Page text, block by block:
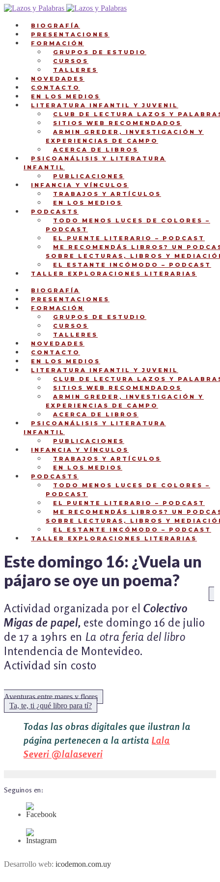
Ir
navegación
Ir
contenidoBIOGRAFÍA
PRESENTACIONES
FORMACIÓN
GRUPOS DE ESTUDIO
CURSOS
TALLERES
NOVEDADES
CONTACTO
EN LOS MEDIOS
LITERATURA INFANTIL Y JUVENIL
CLUB DE LECTURA LAZOS Y
SITIOS WEB RECOMENDADOS
ARMIN GREDER, INVESTIGACIÓN Y
EXPERIENCIAS DE CAMPO
ACERCA DE LIBROS
PSICOANÁLISIS Y LITERATURA
INFANTIL
PUBLICACIONES
INFANCIA Y VÍNCULOS
TRABAJOS Y ARTÍCULOS
EN LOS MEDIOS
PODCASTS
TODO MENOS LUCES DE COLORES –
PODCAST
EL PUENTE LITERARIO – PODCAST
ME RECOMENDÁS LIBROS? UN
SOBRE LECTURAS, LIBROS Y
EL ESTANTE INCÓMODO – PODCAST
TALLER EXPLORACIONES LITERARIAS
BIOGRAFÍA
PRESENTACIONES
FORMACIÓN
GRUPOS DE ESTUDIO
CURSOS
TALLERES
NOVEDADES
CONTACTO
EN LOS MEDIOS
LITERATURA INFANTIL Y JUVENIL
CLUB DE LECTURA LAZOS Y
SITIOS WEB RECOMENDADOS
ARMIN GREDER, INVESTIGACIÓN Y
EXPERIENCIAS DE CAMPO
ACERCA DE LIBROS
PSICOANÁLISIS Y LITERATURA
INFANTIL
PUBLICACIONES
INFANCIA Y VÍNCULOS
TRABAJOS Y ARTÍCULOS
EN LOS MEDIOS
PODCASTS
TODO MENOS LUCES DE COLORES –
PODCAST
EL PUENTE LITERARIO – PODCAST
ME RECOMENDÁS LIBROS? UN
SOBRE LECTURAS, LIBROS Y
EL ESTANTE INCÓMODO – PODCAST
TALLER EXPLORACIONES LITERARIAS
Este domingo 16: ¿Vuela un
pájaro se oye un poema?
Actividad organizada por elColectivo
Migas de papel, este domingo 16 de julio
de 17 a 19hrs en La otra feria del libro
Intendencia de Montevideo.
Actividad sin costo
DE
ENTRADAS
Aventuras entre mares y flores
Siguiente:
Ta, te, ti ¿qué libro para tí?
Todas las obras digitales que ilustran la
página pertenecen a la artista Lala
Severi @lalaseveri
Seguinos en:
Desarrollo web: icodemon.com.uy